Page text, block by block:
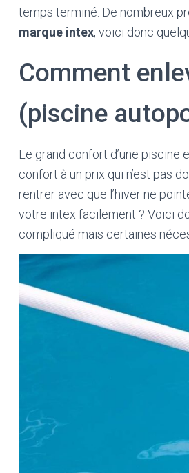
temps terminé. De nombreux
marque intex, voici donc
Comment
(piscine
Le grand confort d’une piscine
confort à un prix qui n’est pas
rentrer avec que l’hiver ne
votre intex facilement ? Voici
compliqué mais certaines